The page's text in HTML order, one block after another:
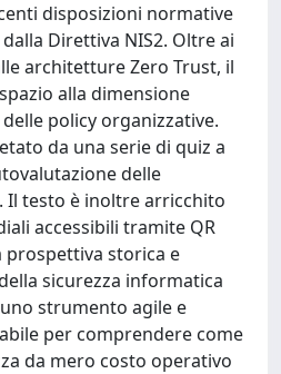
disposizioni normative
Direttiva NIS2. Oltre ai
architetture Zero Trust, il
alla dimensione
policy organizzative.
da una serie di quiz a
delle
Il testo è inoltre arricchito
accessibili tramite QR
prospettiva storica e
sicurezza informatica
strumento agile e
per comprendere come
da mero costo operativo